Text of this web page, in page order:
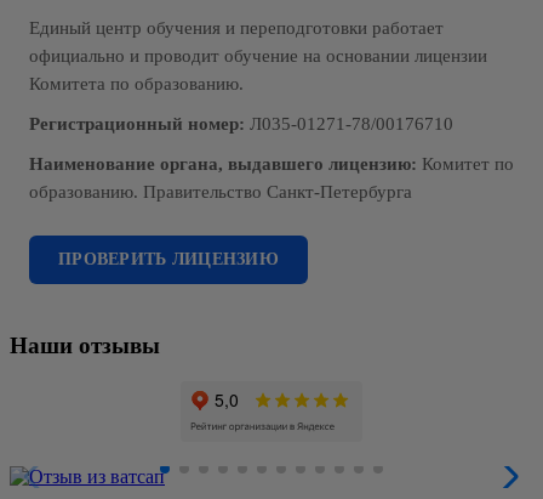
Единый центр обучения и переподготовки работает
официально и проводит обучение на основании лицензии
Комитета по образованию.
Регистрационный номер: Л035-01271-78/00176710
Наименование органа, выдавшего лицензию: Комитет по
образованию. Правительство Санкт-Петербурга
ПРОВЕРИТЬ ЛИЦЕНЗИЮ
Наши отзывы